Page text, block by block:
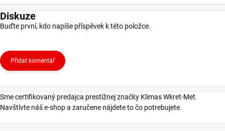
Diskuze
Buďte první, kdo napíše příspěvek k této položce.
Přidat komentář
Sme certifikovaný predajca prestížnej značky Klimas Wkret-Met.
Navštívte náš e-shop a zaručene nájdete to čo potrebujete.